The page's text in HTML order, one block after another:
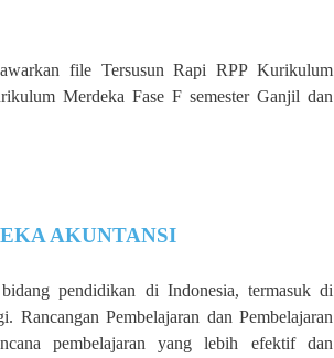
file Tersusun Rapi RPP Kurikulum
Merdeka Fase F semester Ganjil dan
AKUNTANSI
pendidikan di Indonesia, termasuk di
Rancangan Pembelajaran dan Pembelajaran
pembelajaran yang lebih efektif dan